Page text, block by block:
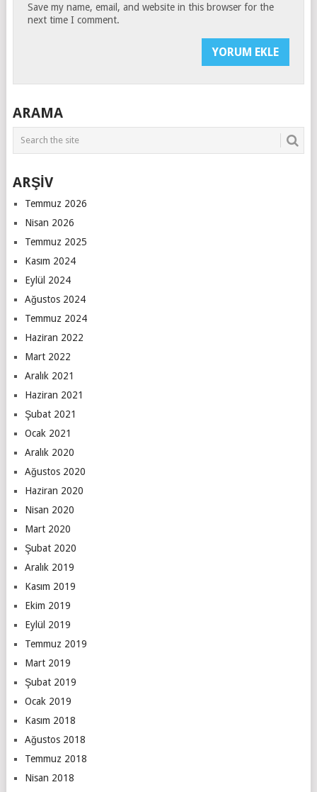
Save my name, email, and website in this browser for the
next time I comment.
ARAMA
ARŞİV
Temmuz 2026
Nisan 2026
Temmuz 2025
Kasım 2024
Eylül 2024
Ağustos 2024
Temmuz 2024
Haziran 2022
Mart 2022
Aralık 2021
Haziran 2021
Şubat 2021
Ocak 2021
Aralık 2020
Ağustos 2020
Haziran 2020
Nisan 2020
Mart 2020
Şubat 2020
Aralık 2019
Kasım 2019
Ekim 2019
Eylül 2019
Temmuz 2019
Mart 2019
Şubat 2019
Ocak 2019
Kasım 2018
Ağustos 2018
Temmuz 2018
Nisan 2018